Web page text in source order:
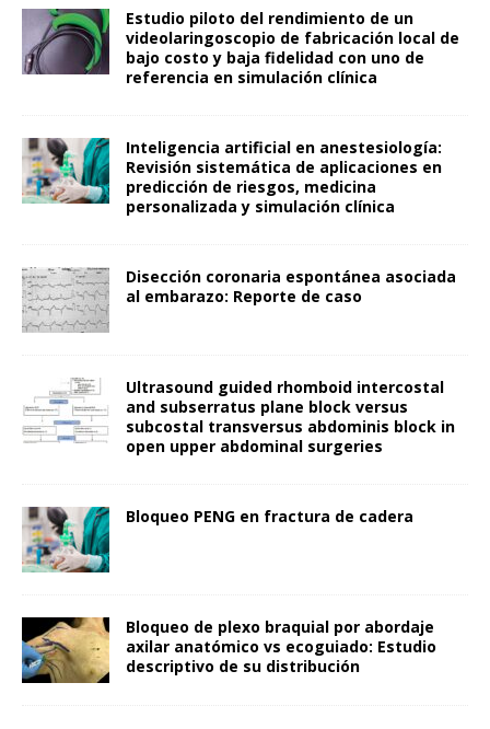
Estudio piloto del rendimiento de un
videolaringoscopio de fabricación local de
bajo costo y baja fidelidad con uno de
referencia en simulación clínica
Inteligencia artificial en anestesiología:
Revisión sistemática de aplicaciones en
predicción de riesgos, medicina
personalizada y simulación clínica
Disección coronaria espontánea asociada
al embarazo: Reporte de caso
Ultrasound guided rhomboid intercostal
and subserratus plane block versus
subcostal transversus abdominis block in
open upper abdominal surgeries
Bloqueo PENG en fractura de cadera
Bloqueo de plexo braquial por abordaje
axilar anatómico vs ecoguiado: Estudio
descriptivo de su distribución